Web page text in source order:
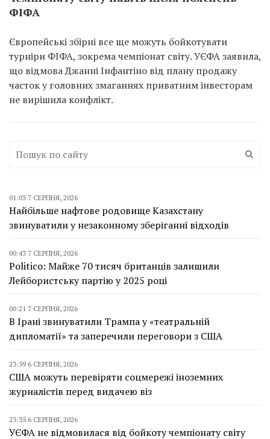
ФІФА
Європейські збірні все ще можуть бойкотувати
турніри ФІФА, зокрема чемпіонат світу. УЄФА заявила,
що відмова Джанні Інфантіно від плану продажу
часток у головних змаганнях приватним інвесторам
не вирішила конфлікт.
01:03 7 СЕРПНЯ, 2026
Найбільше нафтове родовище Казахстану
звинуватили у незаконному зберіганні відходів
00:43 7 СЕРПНЯ, 2026
Politico: Майже 70 тисяч британців залишили
Лейбористську партію у 2025 році
00:21 7 СЕРПНЯ, 2026
В Ірані звинуватили Трампа у «театральній
дипломатії» та заперечили переговори з США
23:59 6 СЕРПНЯ, 2026
США можуть перевіряти соцмережі іноземних
журналістів перед видачею віз
23:35 6 СЕРПНЯ, 2026
УЄФА не відмовилася від бойкоту чемпіонату світу